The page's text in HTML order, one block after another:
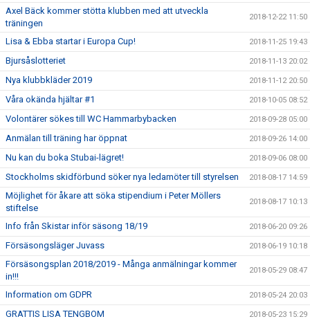
Axel Bäck kommer stötta klubben med att utveckla
träningen
2018-12-22 11:50
Lisa & Ebba startar i Europa Cup! 2018-11-25 19:43
Bjursåslotteriet 2018-11-13 20:02
Nya klubbkläder 2019 2018-11-12 20:50
Våra okända hjältar #1 2018-10-05 08:52
Volontärer sökes till WC Hammarbybacken 2018-09-28 05:00
Anmälan till träning har öppnat 2018-09-26 14:00
Nu kan du boka Stubai-lägret! 2018-09-06 08:00
Stockholms skidförbund söker nya ledamöter till styrelsen 2018-08-17 14:59
Möjlighet för åkare att söka stipendium i Peter Möllers
stiftelse
2018-08-17 10:13
Info från Skistar inför säsong 18/19 2018-06-20 09:26
Försäsongsläger Juvass 2018-06-19 10:18
Försäsongsplan 2018/2019 - Många anmälningar kommer
in!!!
2018-05-29 08:47
Information om GDPR 2018-05-24 20:03
GRATTIS LISA TENGBOM 2018-05-23 15:29